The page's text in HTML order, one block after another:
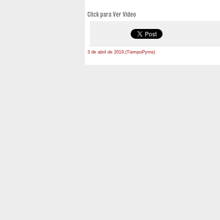
Click para Ver Video
3 de abril de 2019.(TiempoPyme)